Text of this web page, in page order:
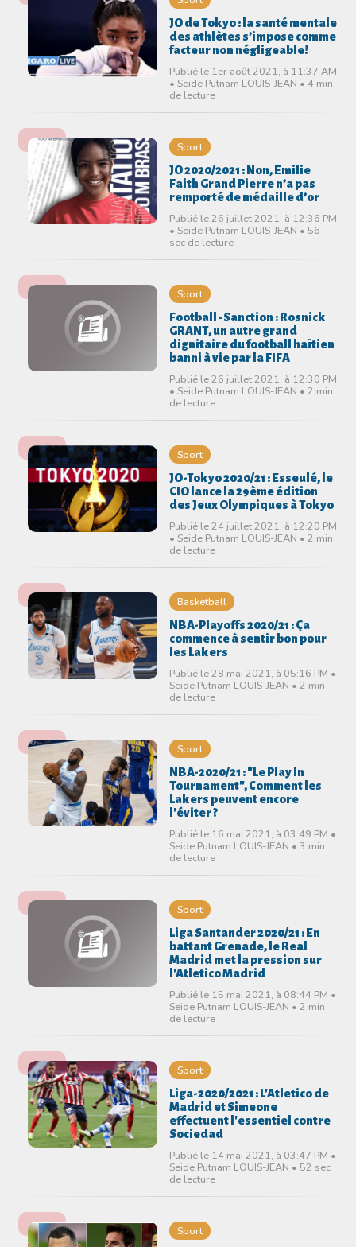
JO de Tokyo : la santé mentale
des athlètes s’impose comme
facteur non négligeable!
Publié le 1er août 2021, à 11:37 AM
• Seide Putnam LOUIS-JEAN • 4 min
de lecture
Sport
JO 2020/2021 : Non, Emilie
Faith Grand Pierre n’a pas
remporté de médaille d’or
Publié le 26 juillet 2021, à 12:36 PM
• Seide Putnam LOUIS-JEAN • 56
sec de lecture
Sport
Football -Sanction : Rosnick
GRANT, un autre grand
dignitaire du football haïtien
banni à vie par la FIFA
Publié le 26 juillet 2021, à 12:30 PM
• Seide Putnam LOUIS-JEAN • 2 min
de lecture
Sport
JO-Tokyo 2020/21 : Esseulé, le
CIO lance la 29ème édition
des Jeux Olympiques à Tokyo
Publié le 24 juillet 2021, à 12:20 PM
• Seide Putnam LOUIS-JEAN • 2 min
de lecture
Basketball
NBA-Playoffs 2020/21 : Ça
commence à sentir bon pour
les Lakers
Publié le 28 mai 2021, à 05:16 PM •
Seide Putnam LOUIS-JEAN • 2 min
de lecture
Sport
NBA-2020/21 : "Le Play In
Tournament", Comment les
Lakers peuvent encore
l'éviter ?
Publié le 16 mai 2021, à 03:49 PM •
Seide Putnam LOUIS-JEAN • 3 min
de lecture
Sport
Liga Santander 2020/21 : En
battant Grenade, le Real
Madrid met la pression sur
l'Atletico Madrid
Publié le 15 mai 2021, à 08:44 PM •
Seide Putnam LOUIS-JEAN • 2 min
de lecture
Sport
Liga-2020/2021 : L'Atletico de
Madrid et Simeone
effectuent l'essentiel contre
Sociedad
Publié le 14 mai 2021, à 03:47 PM •
Seide Putnam LOUIS-JEAN • 52 sec
de lecture
Sport